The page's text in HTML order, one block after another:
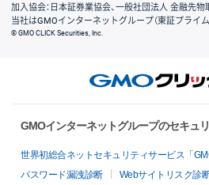
加入協会：日本証券業協会、一般社団法人 金融先
当社はGMOインターネットグループ（東証プライ
© GMO CLICK Securities, Inc.
GMOインターネットグループのセキュ
世界初総合ネットセキュリティサービス「
パスワード漏洩診断
Webサイトリスク診